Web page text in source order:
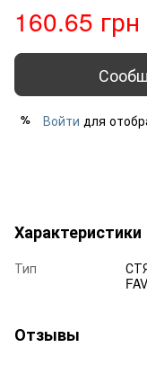
160.65 грн
% Войти для
Характеристики
Тип
Отзывы